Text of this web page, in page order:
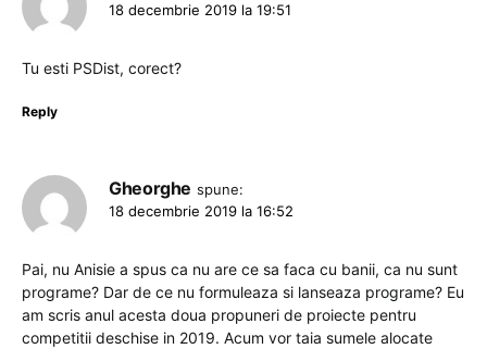
18 decembrie 2019 la 19:51
Tu esti PSDist, corect?
Reply
Gheorghe spune:
18 decembrie 2019 la 16:52
Pai, nu Anisie a spus ca nu are ce sa faca cu banii, ca nu sunt
programe? Dar de ce nu formuleaza si lanseaza programe? Eu
am scris anul acesta doua propuneri de proiecte pentru
competitii deschise in 2019. Acum vor taia sumele alocate